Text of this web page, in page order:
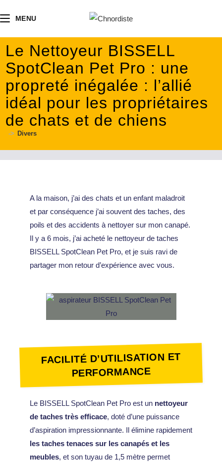
principal
MENU
Le Nettoyeur BISSELL
SpotClean Pet Pro : une
propreté inégalée : l’allié
idéal pour les propriétaires
de chats et de chiens
-> Divers
A la maison, j’ai des chats et un enfant maladroit
et par conséquence j’ai souvent des taches, des
poils et des accidents à nettoyer sur mon canapé.
Il y a 6 mois, j’ai acheté le nettoyeur de taches
BISSELL SpotClean Pet Pro, et je suis ravi de
partager mon retour d’expérience avec vous.
FACILITÉ D’UTILISATION ET
PERFORMANCE
Le BISSELL SpotClean Pet Pro est un nettoyeur
de taches très efficace, doté d’une puissance
d’aspiration impressionnante. Il élimine rapidement
les taches tenaces sur les canapés et les
meubles, et son tuyau de 1,5 mètre permet